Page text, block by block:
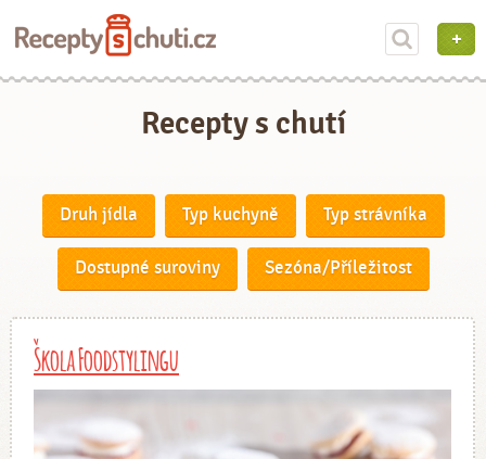
Recepty s chutí
Druh jídla Typ kuchyně Typ strávníka
Dostupné suroviny Sezóna/Příležitost
Škola Foodstylingu